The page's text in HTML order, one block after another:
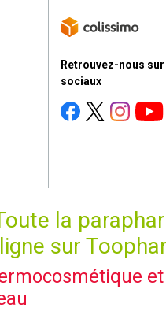
Retrouvez-nous
sociaux
la
ligne sur